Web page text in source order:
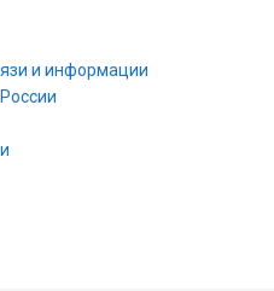
и информации